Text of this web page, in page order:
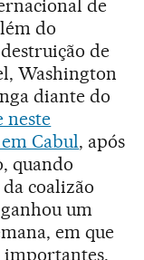
de
do
de
Washington
diante do
neste
Cabul, após
quando
coalizão
um
em que
importantes,